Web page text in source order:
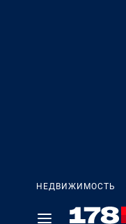
НЕДВИЖИМОСТЬ